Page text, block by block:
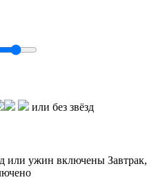
или без звёзд
или ужин включены Завтрак,